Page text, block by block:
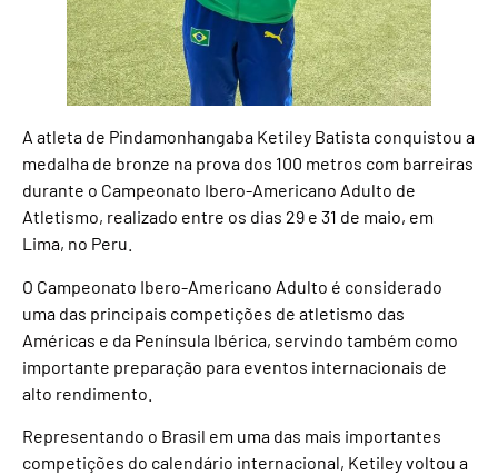
A atleta de Pindamonhangaba Ketiley Batista conquistou a
medalha de bronze na prova dos 100 metros com barreiras
durante o Campeonato Ibero-Americano Adulto de
Atletismo, realizado entre os dias 29 e 31 de maio, em
Lima, no Peru.
O Campeonato Ibero-Americano Adulto é considerado
uma das principais competições de atletismo das
Américas e da Península Ibérica, servindo também como
importante preparação para eventos internacionais de
alto rendimento.
Representando o Brasil em uma das mais importantes
competições do calendário internacional, Ketiley voltou a